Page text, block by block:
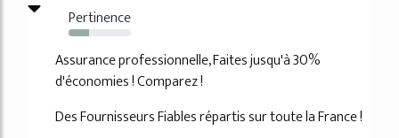
Pertinence
33%
Assurance professionnelle, Faites jusqu'à 30%
d'économies ! Comparez !
Des Fournisseurs Fiables répartis sur toute la France !